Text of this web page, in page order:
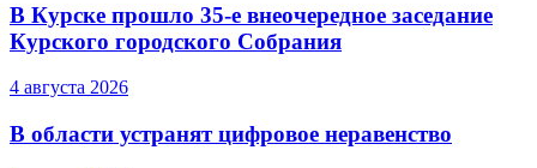
В Курске прошло 35-е внеочередное заседание
Курского городского Собрания
4 августа 2026
В области устранят цифровое неравенство